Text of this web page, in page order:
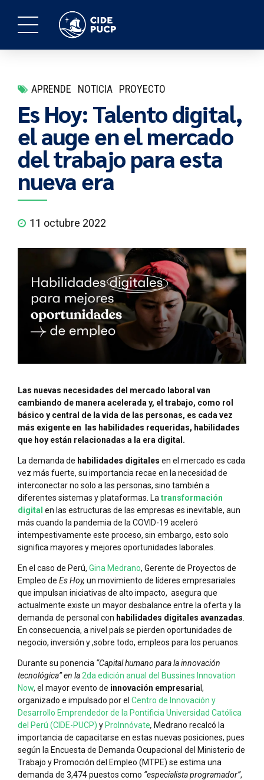
APRENDE NOTICIA PROYECTO
Es Hoy: Talento digital,
el auge en el mercado
del trabajo para esta
nueva era
11 octubre 2022
Las nuevas necesidades del mercado laboral van
cambiando de manera acelerada y, el trabajo, como rol
básico y central de la vida de las personas, es cada vez
más exigente en las habilidades requeridas, habilidades
que hoy están relacionadas a la era digital.
La demanda de habilidades digitales en el mercado es cada
vez más fuerte, su importancia recae en la necesidad de
interconectar no solo a las personas, sino también a
diferentes sistemas y plataformas. La transformación
digital en las estructuras de las empresas es inevitable, aun
más cuando la pandemia de la COVID-19 aceleró
intempestivamente este proceso, sin embargo, esto solo
significa mayores y mejores oportunidades laborales.
En el caso de Perú, Gina Medrano, Gerente de Proyectos de
Empleo de Es Hoy, un movimiento de líderes empresariales
que impulsan iniciativas de alto impacto, asegura que
actualmente existe un mayor desbalance entre la oferta y la
demanda de personal con habilidades digitales avanzadas
En consecuencia, a nivel país se pierden oportunidades de
negocio, inversión y ,sobre todo, empleos para los peruanos.
Durante su ponencia “Capital humano para la innovación
tecnológica” en la 2da edición anual del Bussines Innovation
Now, el mayor evento de innovación empresaria l,
organizado e impulsado por el Centro de Innovación y
Desarrollo Emprendedor de la Pontificia Universidad Católica
del Perú (CIDE-PUCP) y ProInnóvate, Medrano recalcó la
importancia de capacitarse en estas nuevas posiciones, pues
según la Encuesta de Demanda Ocupacional del Ministerio de
Trabajo y Promoción del Empleo (MTPE) se estima una
demanda de 3,474 puestos como “especialista programador”,